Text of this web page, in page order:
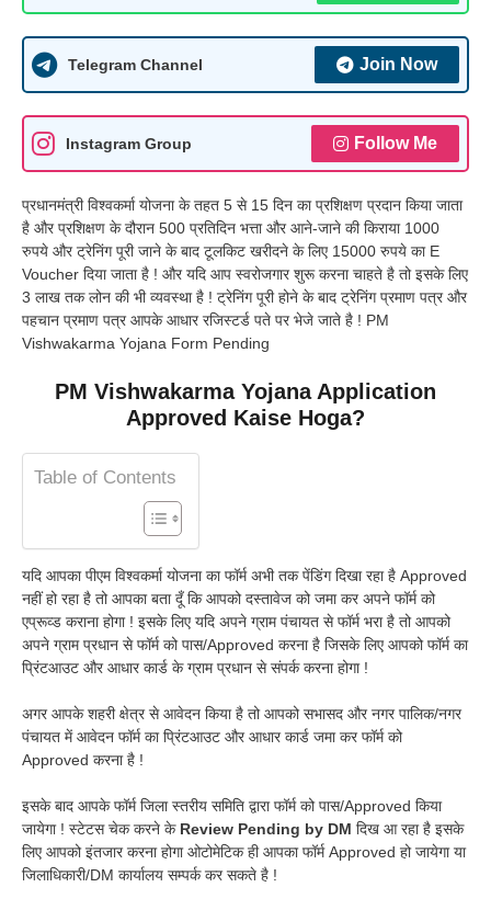
Telegram Channel Join Now
Instagram Group Follow Me
प्रधानमंत्री विश्वकर्मा योजना के तहत 5 से 15 दिन का प्रशिक्षण प्रदान किया जाता
है और प्रशिक्षण के दौरान 500 प्रतिदिन भत्ता और आने-जाने की किराया 1000
रुपये और ट्रेनिंग पूरी जाने के बाद टूलकिट खरीदने के लिए 15000 रुपये का E
Voucher दिया जाता है ! और यदि आप स्वरोजगार शुरू करना चाहते है तो इसके लिए
3 लाख तक लोन की भी व्यवस्था है ! ट्रेनिंग पूरी होने के बाद ट्रेनिंग प्रमाण पत्र और
पहचान प्रमाण पत्र आपके आधार रजिस्टर्ड पते पर भेजे जाते है ! PM
Vishwakarma Yojana Form Pending
PM Vishwakarma Yojana Application
Approved Kaise Hoga?
Table of Contents
यदि आपका पीएम विश्वकर्मा योजना का फॉर्म अभी तक पेंडिंग दिखा रहा है Approved
नहीं हो रहा है तो आपका बता दूँ कि आपको दस्तावेज को जमा कर अपने फॉर्म को
एप्रूव्ड कराना होगा ! इसके लिए यदि अपने ग्राम पंचायत से फॉर्म भरा है तो आपको
अपने ग्राम प्रधान से फॉर्म को पास/Approved करना है जिसके लिए आपको फॉर्म का
प्रिंटआउट और आधार कार्ड के ग्राम प्रधान से संपर्क करना होगा !
अगर आपके शहरी क्षेत्र से आवेदन किया है तो आपको सभासद और नगर पालिक/नगर
पंचायत में आवेदन फॉर्म का प्रिंटआउट और आधार कार्ड जमा कर फॉर्म को
Approved करना है !
इसके बाद आपके फॉर्म जिला स्तरीय समिति द्वारा फॉर्म को पास/Approved किया
जायेगा ! स्टेटस चेक करने के Review Pending by DM दिख आ रहा है इसके
लिए आपको इंतजार करना होगा ओटोमेटिक ही आपका फॉर्म Approved हो जायेगा या
जिलाधिकारी/DM कार्यालय सम्पर्क कर सकते है !